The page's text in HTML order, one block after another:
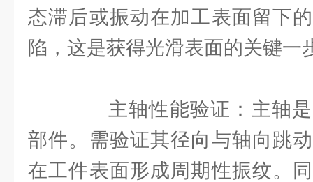
态滞后或振动在加工表面留下
陷，这是获得光滑表面的关键一
主轴性能验证：主轴是
部件。需验证其径向与轴向跳
在工件表面形成周期性振纹。